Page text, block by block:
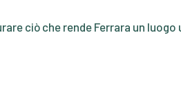
ciò che rende Ferrara un luogo